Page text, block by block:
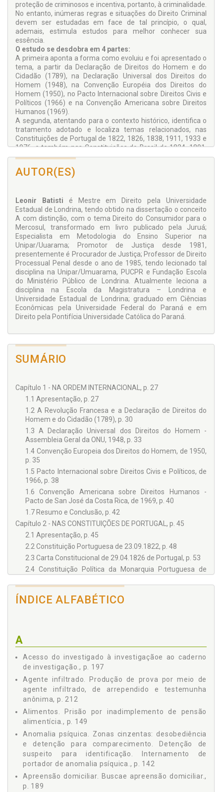
proteção de criminosos e incentiva, portanto, à criminalidade.
No entanto, inúmeras regras e situações do Direito Criminal
devem ser estudadas em face de tal princípio, o qual,
ademais, estimula estudos para melhor conhecer sua
essência.
O estudo se desdobra em 4 partes:
A primeira aponta a forma como evoluiu e foi apresentado o
tema, a partir da Declaração de Direitos do Homem e do
Cidadão (1789), na Declaração Universal dos Direitos do
Homem (1948), na Convenção Européia dos Direitos do
Homem (1950), no Pacto Internacional sobre Direitos Civis e
Políticos (1966) e na Convenção Americana sobre Direitos
Humanos (1969).
A segunda, atentando para o contexto histórico, identifica o
tratamento adotado e localiza temas relacionados, nas
Constituições de Portugal de 1822, 1826, 1838, 1911, 1933 e
1976, e também nas Constituições do Brasil de 1824, 1891,
1934, 1937, 1946, 1967 e Emenda 1/1969, e 1988.
A terceira especifica e compõe os contornos dogmáticos do
princípio, tais como, ramos em que incide, sujeitos
da presunção.
A quarta busca o significado e compreensão – do direito de
investigar, de não ser compelido a produzir prova contra si,
da prova, da produção de prova por agente infiltrado, da
publicidade da mídia em relação ao investigado, do
significado do trânsito em julgado, dos “novos instrumentos
do processo”, e da criação de tipos penais e delimitação
quantitativas de penas – em face da presunção de inocência.
AUTOR(ES)
Leonir Batisti é Mestre em Direito pela Universidade
Estadual de Londrina, tendo obtido na dissertação o conceito
A com distinção, com o tema Direito do Consumidor para o
Mercosul, transformado em livro publicado pela Juruá;
Especialista em Metodologia do Ensino Superior na
Unipar/Uuarama; Promotor de Justiça desde 1981,
presentemente é Procurador de Justiça; Professor de Direito
Processual Penal desde o ano de 1985, tendo lecionado tal
disciplina na Unipar/Umuarama, PUCPR e Fundação Escola
do Ministério Público de Londrina. Atualmente leciona a
disciplina na Escola da Magistratura – Londrina e
Universidade Estadual de Londrina; graduado em Ciências
Econômicas pela Universidade Federal do Paraná e em
Direito pela Pontifícia Universidade Católica do Paraná.
SUMÁRIO
Capítulo 1 - NA ORDEM INTERNACIONAL, p. 27
1.1 Apresentação, p. 27
1.2 A Revolução Francesa e a Declaração de Direitos do
Homem e do Cidadão (1789), p. 30
1.3 A Declaração Universal dos Direitos do Homem -
Assembleia Geral da ONU, 1948, p. 33
1.4 Convenção Europeia dos Direitos do Homem, de 1950,
p. 35
1.5 Pacto Internacional sobre Direitos Civis e Políticos, de
1966, p. 38
1.6 Convenção Americana sobre Direitos Humanos -
Pacto de San José da Costa Rica, de 1969, p. 40
1.7 Resumo e Conclusão, p. 42
Capítulo 2 - NAS CONSTITUIÇÕES DE PORTUGAL, p. 45
2.1 Apresentação, p. 45
2.2 Constituição Portuguesa de 23.09.1822, p. 48
2.3 Carta Constitucional de 29.04.1826 de Portugal, p. 53
2.4 Constituição Política da Monarquia Portuguesa de
2.5 A Constituição Portuguesa de 21.08.1911, p. 59
2.6 Constituição Corporativa de Portugal de 11.04.1933, p.
Capítulo 3 - NAS CONSTITUIÇÕES BRASILEIRAS, p. 75
3.1 Apresentação, p. 75
3.2 A Carta Monárquica do Império do Brasil de
25.03.1824, p. 76
3.3 A Constituição da República dos Estados Unidos do
Brasil de 24.02.1891, p. 79
3.4 A Constituição do Brasil de 16.07.1934, p. 82
3.5 Constituição Brasileira de 10.11.1937 (o Estado Novo),
p. 85
3.6 Constituição do Brasil de 18.09.1946
(Redemocratização), p. 90
3.7 Constituição de 1967 e Emenda 1/69, p. 92
3.8 Constituição Federal de 1988, p. 96
ÍNDICE ALFABÉTICO
A
Acesso do investigado à investigaçãoe ao caderno
de investigação., p. 197
Agente infiltrado. Produção de prova por meio de
agente infiltrado, de arrependido e testemunha
anônima, p. 212
Alimentos. Prisão por inadimplemento de pensão
alimentícia., p. 149
Anomalia psíquica. Zonas cinzentas: desobediência
e detenção para comparecimento. Detenção de
suspeito para identificação. Internamento de
portador de anomalia psíquica., p. 142
Apreensão domiciliar. Buscae apreensão domiciliar.,
p. 189